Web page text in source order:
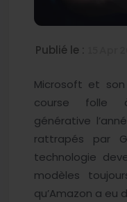
Publié le :
Microsoft et
course folle à
générative
rattrapés par
technologie
modèles
qu’Amazon a eu